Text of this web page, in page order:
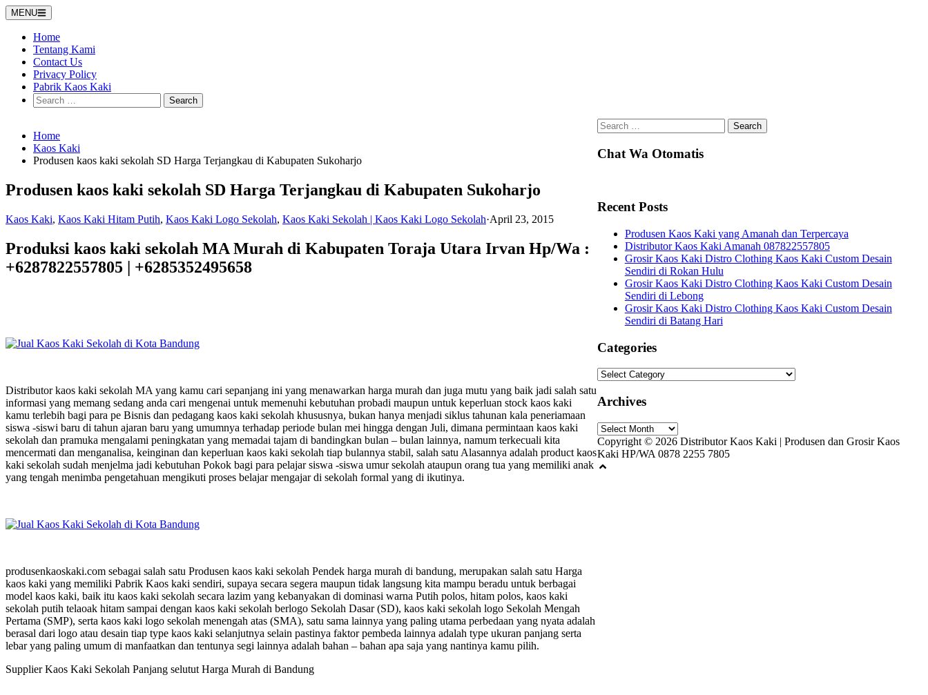
Skip
to
content
MENU
Home
Tentang Kami
Contact Us
Privacy Policy
Pabrik Kaos Kaki
Search
for:
Home
Kaos Kaki
Produsen kaos kaki sekolah SD Harga Terjangkau di Kabupaten Sukoharjo
Produsen kaos kaki sekolah SD Harga Terjangkau di Kabupaten Sukoharjo
Kaos Kaki, Kaos Kaki Hitam Putih, Kaos Kaki Logo Sekolah, Kaos Kaki Sekolah | Kaos Kaki Logo Sekolah·April 23, 2015
Produksi kaos kaki sekolah MA Murah di Kabupaten Toraja Utara Irvan Hp/Wa :
+6287822557805 | +6285352495658
Distributor kaos kaki sekolah MA yang kamu cari sepanjang ini yang menawarkan harga murah dan juga mutu yang baik jadi salah satu
informasi yang memang sedang anda cari mengenai untuk memenuhi kebutuhan probadi maupun untuk keperluan stock kaos kaki
kamu terlebih bagi para pe Bisnis dan pedagang kaos kaki sekolah khususnya, bukan hanya menjadi siklus tahunan kala peneriamaan
siswa -siswi baru di tahun ajaran baru yang umumnya terhadap periode bulan mei hingga dengan Juli, dimana permintaan kaos kaki
sekolah dan pramuka mengalami peningkatan yang memadai tajam di bandingkan bulan – bulan lainnya, namum terkecuali kita
mencermati dan menganalisa, keinginan dan keperluan kaos kaki sekolah tiap bulannya stabil, salah satu Alasannya adalah product kaos
kaki sekolah sudah menjelma jadi kebutuhan Pokok bagi para pelajar siswa -siswa umur sekolah ataupun orang tua yang memiliki anak
yang tengah menimba pengetahuan mengikuti proses belajar mengajar di sekolah formal yang di ikutinya.
produsenkaoskaki.com sebagai salah satu Produsen kaos kaki sekolah Pendek harga murah di bandung, merupakan salah satu Harga
kaos kaki yang memiliki Pabrik Kaos kaki sendiri, supaya secara segera maupun tidak langsung kita mampu beradu untuk berbagai
model kaos kaki, baik itu kaos kaki sekolah secara lazim yang kebanyakan di dominasi warna Putih polos, hitam polos, kaos kaki
sekolah putih telaoak hitam sampai dengan kaos kaki sekolah berlogo Sekolah Dasar (SD), kaos kaki sekolah logo Sekolah Mengah
Pertama (SMP), serta kaos kaki logo sekolah menengah atas (SMA), satu sama lainnya yang paling utama perbedaan yang nyata adalah
berasal dari logo atau desain tiap type kaos kaki selanjutnya selain pastinya faktor pembeda lainnya adalah type ukuran panjang serta
lebar yang paling umum di manfaatkan dan tentunya segi lainnya adalah bahan – bahan apa saja yang nantinya kamu pilih.
Supplier Kaos Kaki Sekolah Panjang selutut Harga Murah di Bandung
Search
for:
Chat Wa Otomatis
Recent Posts
Produsen Kaos Kaki yang Amanah dan Terpercaya
Distributor Kaos Kaki Amanah 087822557805
Grosir Kaos Kaki Distro Clothing Kaos Kaki Custom Desain
Sendiri di Rokan Hulu
Grosir Kaos Kaki Distro Clothing Kaos Kaki Custom Desain
Sendiri di Lebong
Grosir Kaos Kaki Distro Clothing Kaos Kaki Custom Desain
Sendiri di Batang Hari
Categories
Categories
Archives
Archives
Copyright © 2026 Distributor Kaos Kaki | Produsen dan Grosir Kaos
Kaki HP/WA 0878 2255 7805